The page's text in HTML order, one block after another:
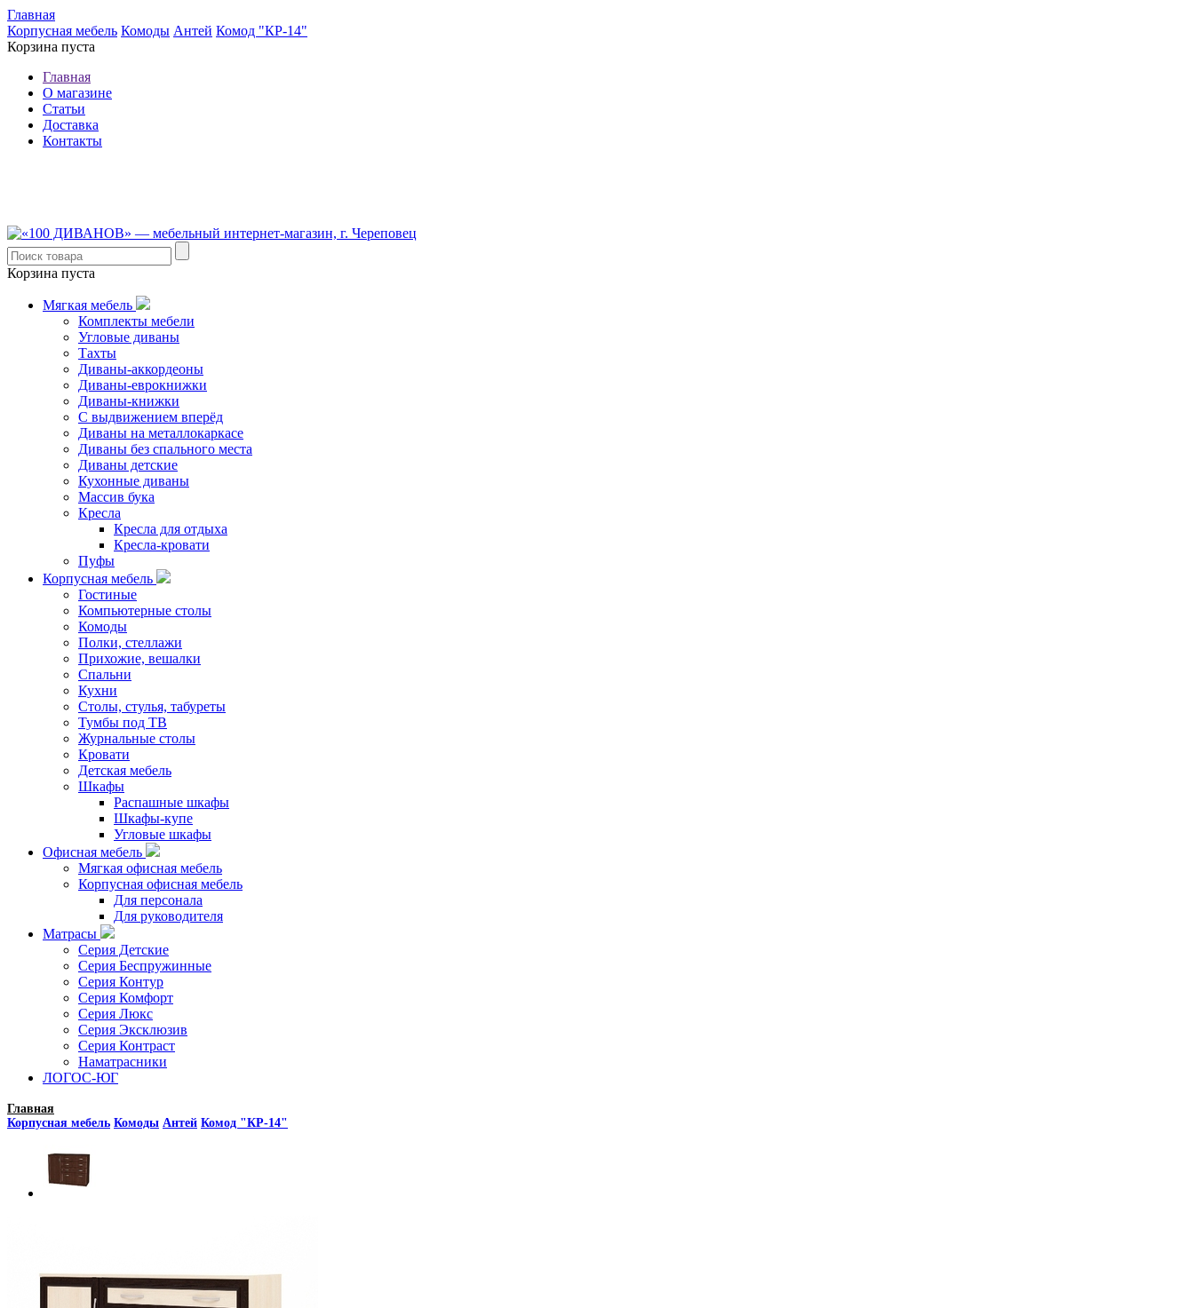
Главная
Корпусная мебель Комоды Антей Комод "КР-14"
Корзина пуста
Главная
О магазине
Статьи
Доставка
Контакты
Корзина пуста
Мягкая мебель
Комплекты мебели
Угловые диваны
Тахты
Диваны-аккордеоны
Диваны-еврокнижки
Диваны-книжки
С выдвижением вперёд
Диваны на металлокаркасе
Диваны без спального места
Диваны детские
Кухонные диваны
Массив бука
Кресла
Кресла для отдыха
Кресла-кровати
Пуфы
Корпусная мебель
Гостиные
Компьютерные столы
Комоды
Полки, стеллажи
Прихожие, вешалки
Спальни
Кухни
Столы, стулья, табуреты
Тумбы под ТВ
Журнальные столы
Кровати
Детская мебель
Шкафы
Распашные шкафы
Шкафы-купе
Угловые шкафы
Офисная мебель
Мягкая офисная мебель
Корпусная офисная мебель
Для персонала
Для руководителя
Матрасы
Серия Детские
Серия Беспружинные
Серия Контур
Серия Комфорт
Серия Люкс
Серия Эксклюзив
Серия Контраст
Наматрасники
ЛОГОС-ЮГ
Главная
Корпусная мебель Комоды Антей Комод "КР-14"